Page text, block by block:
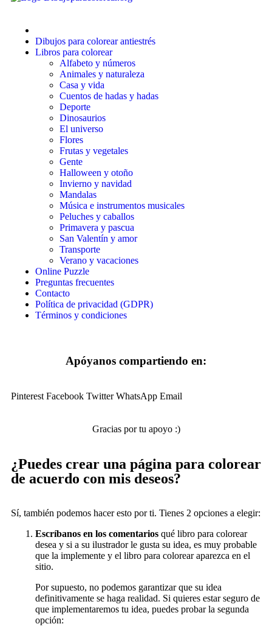
Frutas y vegetales
Halloween y otoño
Invierno y navidad
Música e instrumentos musicales
Peluches y caballos
Primavera y pascua
San Valentín y amor
Verano y vacaciones
Libros para colorear para niños
Nezaradené
Sin categorizar
Dibujos para colorear antiestrés
Libros para colorear
Alfabeto y números
Animales y naturaleza
Casa y vida
Cuentos de hadas y hadas
Deporte
Dinosaurios
El universo
Flores
Frutas y vegetales
Gente
Halloween y otoño
Invierno y navidad
Mandalas
Música e instrumentos musicales
Peluches y caballos
Primavera y pascua
San Valentín y amor
Transporte
Verano y vacaciones
Online Puzzle
Preguntas frecuentes
Contacto
Política de privacidad (GDPR)
Términos y condiciones
Apóyanos compartiendo en:
Pinterest Facebook Twitter WhatsApp Email
Gracias por tu apoyo :)
¿Puedes crear una página para colorear
de acuerdo con mis deseos?
Sí, también podemos hacer esto por ti. Tienes 2 opciones a elegir:
Escríbanos en los comentarios qué libro para colorear
desea y si a su ilustrador le gusta su idea, es muy probable
que la implemente y el libro para colorear aparezca en el
sitio.
Por supuesto, no podemos garantizar que su idea
definitivamente se haga realidad. Si quieres estar seguro de
que implementaremos tu idea, puedes probar la segunda
opción: